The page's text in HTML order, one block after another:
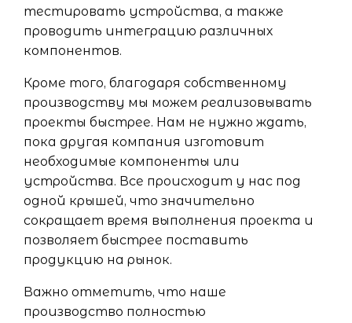
тестировать устройства, а также
проводить интеграцию различных
компонентов.
Кроме того, благодаря собственному
производству мы можем реализовывать
проекты быстрее. Нам не нужно ждать,
пока другая компания изготовит
необходимые компоненты или
устройства. Все происходит у нас под
одной крышей, что значительно
сокращает время выполнения проекта и
позволяет быстрее поставить
продукцию на рынок.
Важно отметить, что наше
производство полностью